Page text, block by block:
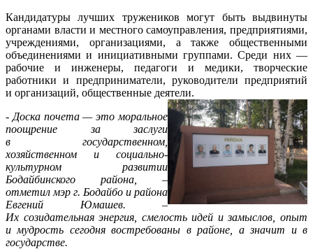
Кандидатуры лучших тружеников могут быть выдвинуты
органами власти и местного самоуправления, предприятиями,
учреждениями, организациями, а также общественными
объединениями и инициативными группами. Среди них —
рабочие и инженеры, педагоги и медики, творческие
работники и предприниматели, руководители предприятий
и организаций, общественные деятели.
- Доска почета — это моральное
поощрение за заслуги
в государственном,
хозяйственном и социально-
культурном развитии
Бодайбинского района, –
отметил мэр г. Бодайбо и района
Евгений Юмашев. –
Их созидательная энергия, смелость идей и замыслов, опыт
и мудрость сегодня востребованы в районе, а значит и в
государстве.